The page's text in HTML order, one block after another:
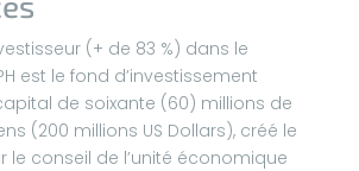
(+ de 83 %) dans le
est le fond d’investissement
capital de soixante (60) millions de
(200 millions US Dollars), créé le
le conseil de l’unité économique